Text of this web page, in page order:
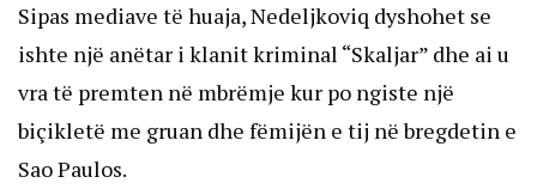
Sipas mediave të huaja, Nedeljkoviq dyshohet se
ishte një anëtar i klanit kriminal “Skaljar” dhe ai u
vra të premten në mbrëmje kur po ngiste një
biçikletë me gruan dhe fëmijën e tij në bregdetin e
Sao Paulos.